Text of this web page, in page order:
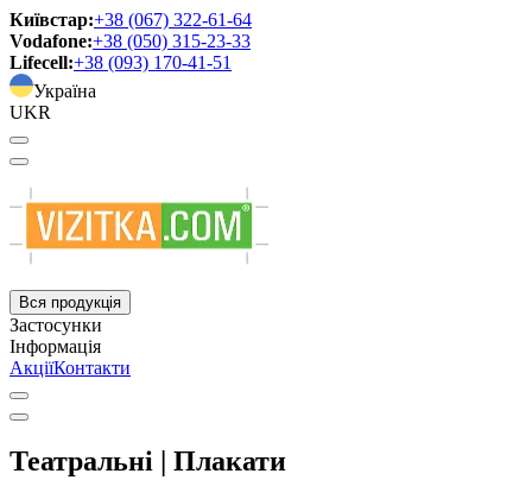
Київстар:+38 (067) 322-61-64
Vodafone:+38 (050) 315-23-33
Lifecell:+38 (093) 170-41-51
Україна
UKR
Вся продукція
Застосунки
Інформація
АкціїКонтакти
Театральні | Плакати